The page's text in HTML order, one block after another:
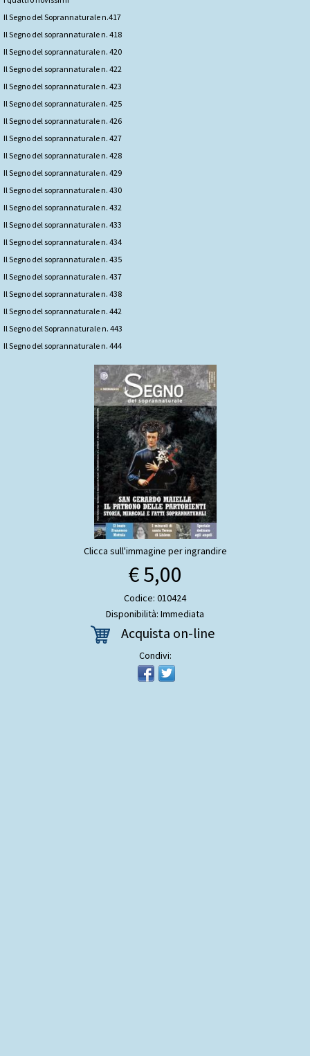
Il Segno del Soprannaturale n.417
Il Segno del soprannaturale n. 418
Il Segno del soprannaturale n. 420
Il Segno del soprannaturale n. 422
Il Segno del soprannaturale n. 423
Il Segno del soprannaturale n. 425
Il Segno del soprannaturale n. 426
Il Segno del soprannaturale n. 427
Il Segno del soprannaturale n. 428
Il Segno del soprannaturale n. 429
Il Segno del soprannaturale n. 430
Il Segno del soprannaturale n. 432
Il Segno del soprannaturale n. 433
Il Segno del soprannaturale n. 434
Il Segno del soprannaturale n. 435
Il Segno del soprannaturale n. 437
Il Segno del soprannaturale n. 438
ll Segno del soprannaturale n. 442
Il Segno del Soprannaturale n. 443
Il Segno del soprannaturale n. 444
Clicca sull'immagine per ingrandire
€ 5,00
Codice: 010424
Disponibilità: Immediata
Acquista on-line
Condivi: